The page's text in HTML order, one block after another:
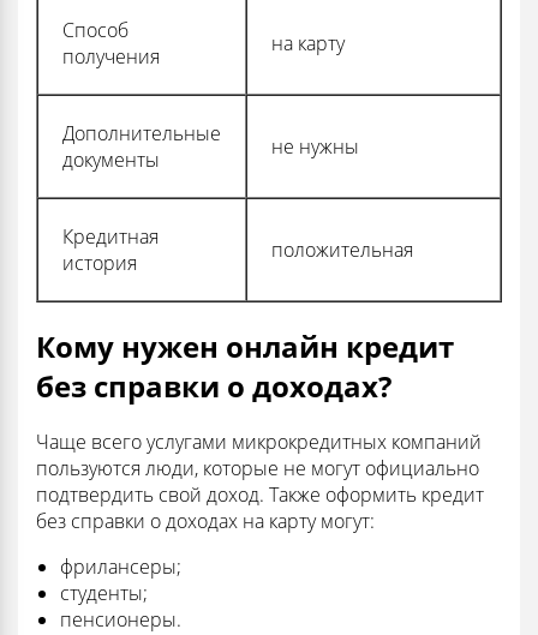
Способ
получения
на карту
Дополнительные
документы
не нужны
Кредитная
история
положительная
Кому нужен онлайн кредит
без справки о доходах?
Чаще всего услугами микрокредитных компаний
пользуются люди, которые не могут официально
подтвердить свой доход. Также оформить кредит
без справки о доходах на карту могут:
фрилансеры;
студенты;
пенсионеры.